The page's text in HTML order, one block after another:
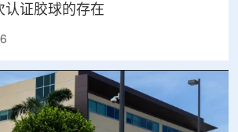
认证胶球的存在